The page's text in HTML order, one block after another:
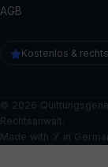
AGB
Kostenlos &
© 2026
Rechtsanwalt.
Made with ℒ in